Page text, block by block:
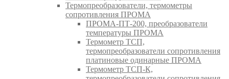
Термопреобразователи, термометры
сопротивления ПРОМА
ПРОМА-ПТ-200, преобразователи
температуры ПРОМА
Термометр ТСП,
термопреобразователи сопротивления
платиновые одинарные ПРОМА
Термометр ТСП-К,